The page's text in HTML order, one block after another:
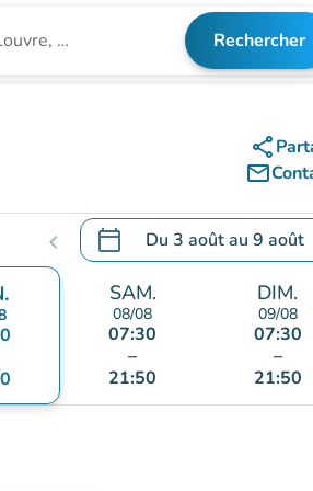
Rechercher
share
mail_outline
chevron_left calendar_today Du 3 aoûtau 9 août
.Ouvrir le calendrier pour
SAM.
08/08
07:30
–
21:50
DIM.
09/08
07:30
–
21:50